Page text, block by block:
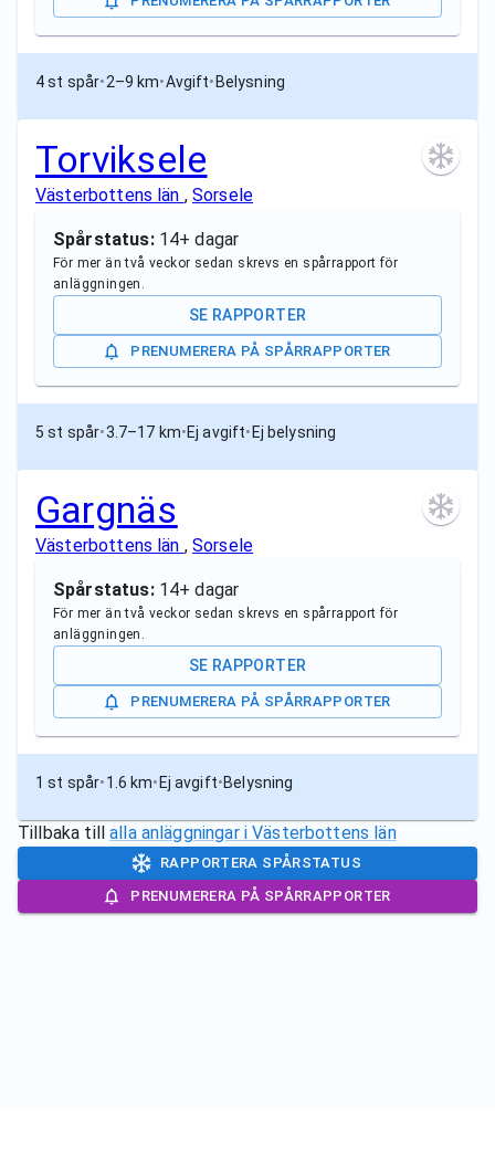
4 st spår•2–9 km•Avgift• Belysning
Torviksele
Västerbottens län , Sorsele
Spårstatus: 14+ dagar
För mer än två veckor sedan skrevs en spårrapport för
anläggningen.
SE RAPPORTER
PRENUMERERA PÅ SPÅRRAPPORTER
5 st spår•3.7–17 km•Ej avgift• Ej belysning
Gargnäs
Västerbottens län , Sorsele
Spårstatus: 14+ dagar
För mer än två veckor sedan skrevs en spårrapport för
anläggningen.
SE RAPPORTER
PRENUMERERA PÅ SPÅRRAPPORTER
1 st spår•1.6 km• Ej avgift•Belysning
Tillbaka till alla anläggningar iVästerbottens län
RAPPORTERA SPÅRSTATUS
PRENUMERERA PÅ SPÅRRAPPORTER